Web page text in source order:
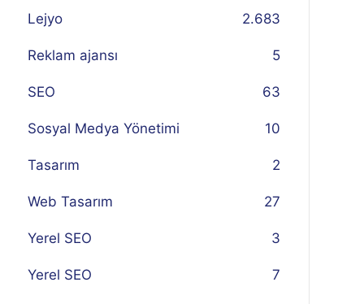
Lejyo 2.683
Reklam ajansı 5
SEO 63
Sosyal Medya Yönetimi 10
Tasarım 2
Web Tasarım 27
Yerel SEO 3
Yerel SEO 7